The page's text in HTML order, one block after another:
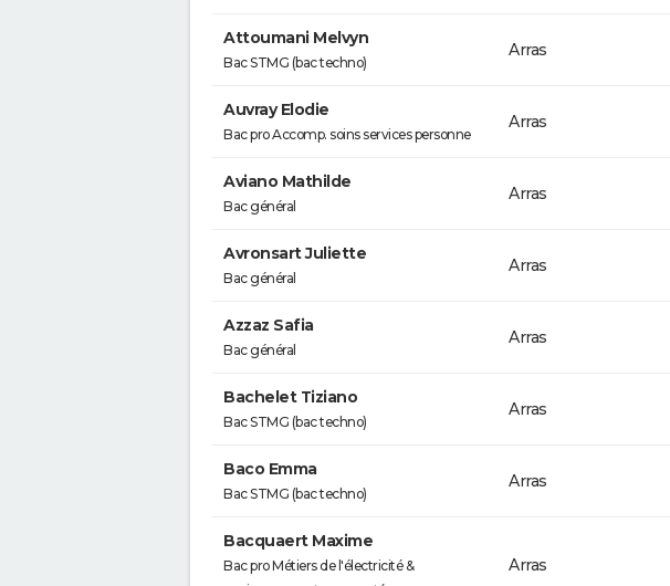
Attoumani Melvyn
Bac STMG (bac techno)
Arras
Auvray Elodie
Bac pro Accomp. soins services personne
Arras
Aviano Mathilde
Bac général
Arras
Avronsart Juliette
Bac général
Arras
Azzaz Safia
Bac général
Arras
Bachelet Tiziano
Bac STMG (bac techno)
Arras
Baco Emma
Bac STMG (bac techno)
Arras
Bacquaert Maxime
Bac pro Métiers de l'électricité &
Arras